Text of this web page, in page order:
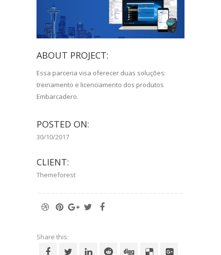
ABOUT PROJECT:
Essa parceria visa oferecer duas soluções:
treinamento e licenciamento dos produtos
Embarcadero.
POSTED ON:
30/10/2017
CLIENT:
Themeforest
Share this: